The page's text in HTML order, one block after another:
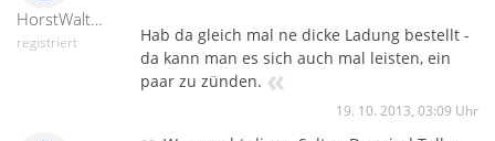
HorstWalther
registriert
Hab da gleich mal ne dicke Ladung bestellt -
da kann man es sich auch mal leisten, ein
paar zu zünden. «
19. 10. 2013, 03:09 Uhr